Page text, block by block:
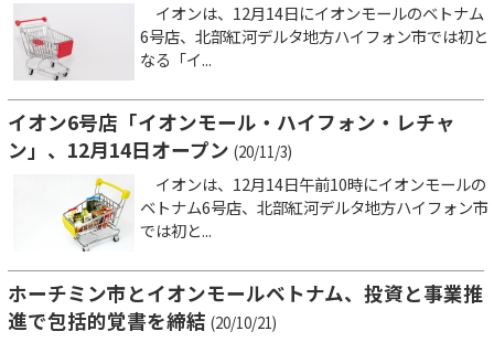
イオンは、12月14日にイオンモールのベトナム
6号店、北部紅河デルタ地方ハイフォン市では初と
なる「イ...
イオン6号店「イオンモール・ハイフォン・レチャ
ン」、12月14日オープン (20/11/3)
イオンは、12月14日午前10時にイオンモールの
ベトナム6号店、北部紅河デルタ地方ハイフォン市
では初と...
ホーチミン市とイオンモールベトナム、投資と事業推
進で包括的覚書を締結 (20/10/21)